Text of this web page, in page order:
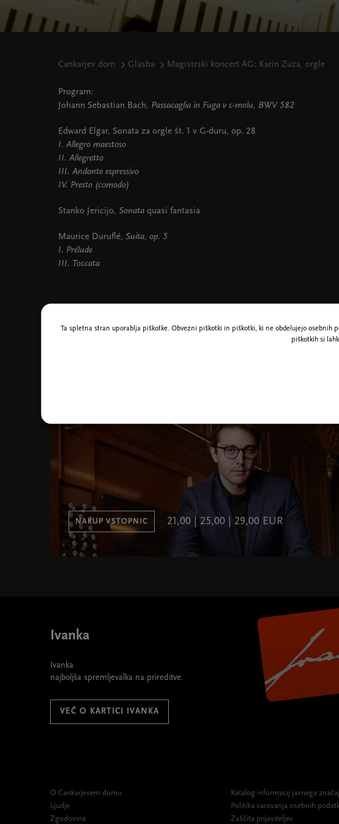
Cankarjev dom Glasba Magistrski koncert AG: Karin Zuza, orgle
Program:
Johann Sebastian Bach, Passacaglia in Fuga v c-molu, BWV 582
Edward Elgar, Sonata za orgle št. 1 v G-duru, op. 28
I. Allegro maestoso
II. Allegretto
III. Andante espressivo
IV. Presto (comodo)
Stanko Jericijo, Sonata quasi fantasia
Maurice Duruflé, Suita, op. 5
I. Prélude
III. Toccata
NAKUP VSTOPNIC 21,00 | 25,00 | 29,00 EUR
Ivanka
Ivanka
najboljša spremljevalka na prireditve.
VEČ O KARTICI IVANKA
O Cankarjevem domu
Ljudje
Zgodovina
Katalog informacij javnega
Politika varovanja osebnih
Zaščita prijaviteljev
Ta spletna stran uporablja piškotke. Obvezni piškotki in piškotki, ki ne obdelujejo osebnih
piškotkih si